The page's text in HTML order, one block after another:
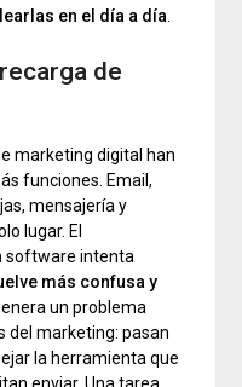
en el día a día.
de
marketing digital han
funciones. Email,
mensajería y
lugar. El
software intenta
más confusa y
un problema
del marketing: pasan
la herramienta que